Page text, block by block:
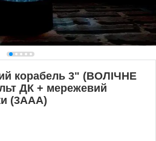
корабель 3" (ВОЛІЧНЕ
ДК + мережевий
(3ААА)